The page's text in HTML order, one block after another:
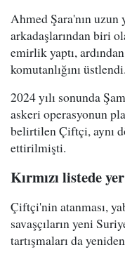
Ahmed Şara'nın uzun
arkadaşlarından biri
emirlik yaptı,
komutanlığını üstlendi.
2024 yılı sonunda
askeri operasyonun
belirtilen Çiftçi, aynı
ettirilmişti.
Kırmızı listede
Çiftçi'nin atanması,
savaşçıların yeni
tartışmaları da